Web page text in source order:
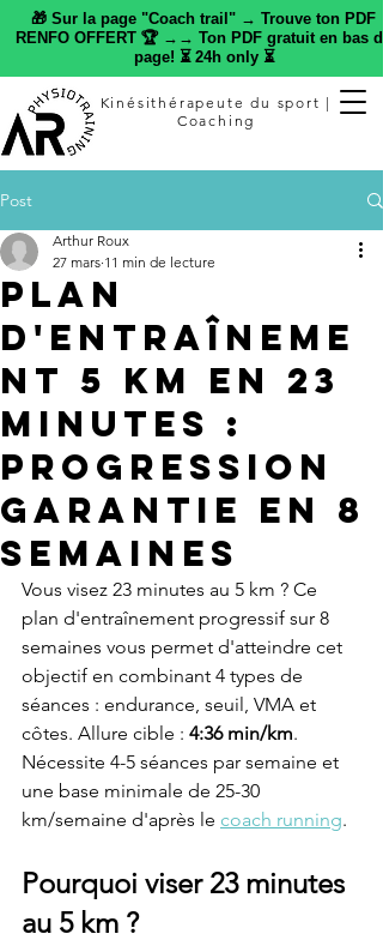
🎁 Sur la page "Coach trail" → Trouve ton PDF
RENFO OFFERT 🏆 →→ Ton PDF gratuit en bas de
page! ⏳ 24h only ⏳
Kinésithérapeute du sport |
Coaching
Post
Plan
d'entraîneme
nt 5 km en 23
minutes :
progression
garantie en 8
semaines
Arthur Roux
27 mars 11 min de lecture
Vous visez 23 minutes au 5 km ? Ce
plan d'entraînement progressif sur 8
semaines vous permet d'atteindre cet
objectif en combinant 4 types de
séances : endurance, seuil, VMA et
côtes. Allure cible : 4:36 min/km.
Nécessite 4-5 séances par semaine et
une base minimale de 25-30
km/semaine d'après le coach running.
Pourquoi viser 23 minutes
au 5 km ?